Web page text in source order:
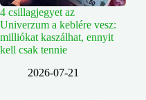
4 csillagjegyet az
Univerzum a keblére vesz:
milliókat kaszálhat, ennyit
kell csak tennie
2026-07-21